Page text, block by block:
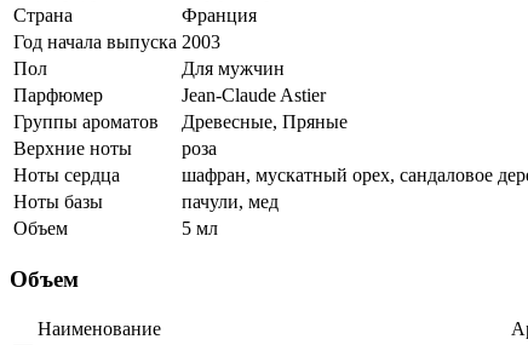
Страна
Франция
Год начала выпуска 2003
Пол
Для мужчин
Парфюмер
Jean-Claude Astier
Группы ароматов
Древесные, Пряные
Верхние ноты
роза
Ноты сердца
шафран, мускатный орех, сандаловое
Ноты базы
пачули, мед
Объем
5 мл
Объем
Наименование